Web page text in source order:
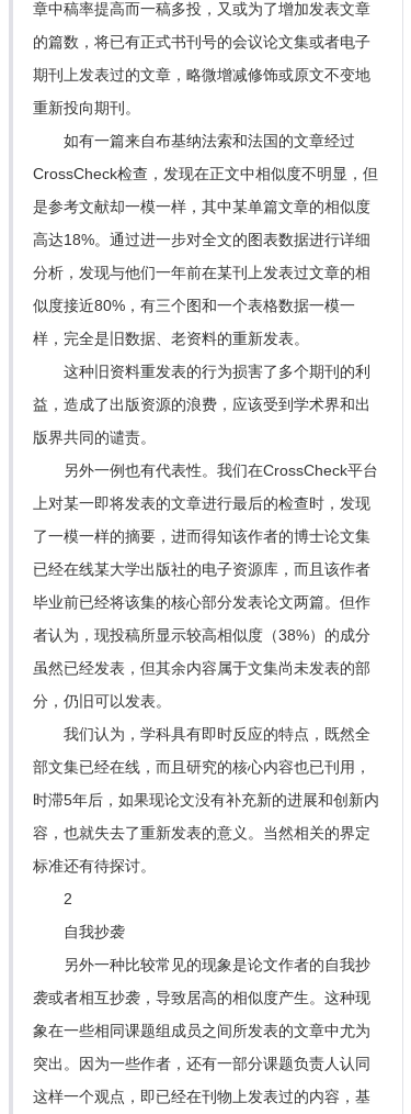
章中稿率提高而一稿多投，又或为了增加发表文章
的篇数，将已有正式书刊号的会议论文集或者电子
期刊上发表过的文章，略微增减修饰或原文不变地
重新投向期刊。
如有一篇来自布基纳法索和法国的文章经过
CrossCheck检查，发现在正文中相似度不明显，但
是参考文献却一模一样，其中某单篇文章的相似度
高达18%。通过进一步对全文的图表数据进行详细
分析，发现与他们一年前在某刊上发表过文章的相
似度接近80%，有三个图和一个表格数据一模一
样，完全是旧数据、老资料的重新发表。
这种旧资料重发表的行为损害了多个期刊的利
益，造成了出版资源的浪费，应该受到学术界和出
版界共同的谴责。
另外一例也有代表性。我们在CrossCheck平台
上对某一即将发表的文章进行最后的检查时，发现
了一模一样的摘要，进而得知该作者的博士论文集
已经在线某大学出版社的电子资源库，而且该作者
毕业前已经将该集的核心部分发表论文两篇。但作
者认为，现投稿所显示较高相似度（38%）的成分
虽然已经发表，但其余内容属于文集尚未发表的部
分，仍旧可以发表。
我们认为，学科具有即时反应的特点，既然全
部文集已经在线，而且研究的核心内容也已刊用，
时滞5年后，如果现论文没有补充新的进展和创新内
容，也就失去了重新发表的意义。当然相关的界定
标准还有待探讨。
2
自我抄袭
另外一种比较常见的现象是论文作者的自我抄
袭或者相互抄袭，导致居高的相似度产生。这种现
象在一些相同课题组成员之间所发表的文章中尤为
突出。因为一些作者，还有一部分课题负责人认同
这样一个观点，即已经在刊物上发表过的内容，基